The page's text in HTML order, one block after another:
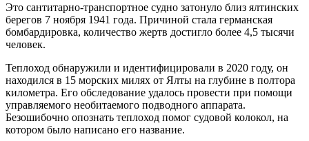
Это сантитарно-транспортное судно затонуло близ ялтинских
берегов 7 ноября 1941 года. Причиной стала германская
бомбардировка, количество жертв достигло более 4,5 тысячи
человек.
Теплоход обнаружили и идентифицировали в 2020 году, он
находился в 15 морских милях от Ялты на глубине в полтора
километра. Его обследование удалось провести при помощи
управляемого необитаемого подводного аппарата.
Безошибочно опознать теплоход помог судовой колокол, на
котором было написано его название.